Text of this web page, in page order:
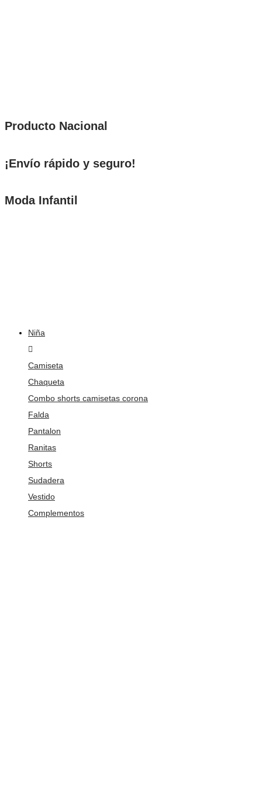
Producto Nacional
¡Envío rápido y seguro!
Moda Infantil
Niña
Camiseta
Chaqueta
Combo shorts camisetas corona
Falda
Pantalon
Ranitas
Shorts
Sudadera
Vestido
Complementos